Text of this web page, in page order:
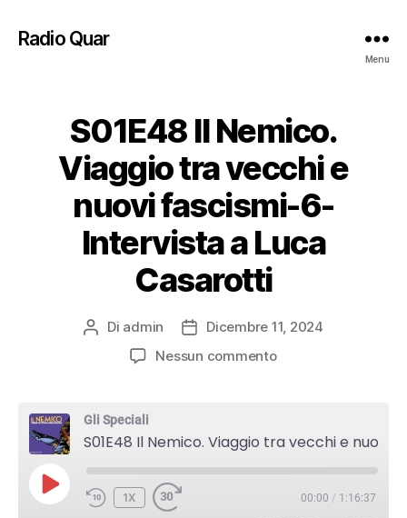
Radio Quar
Menu
S01E48 Il Nemico.
Viaggio tra vecchi e
nuovi fascismi-6-
Intervista a Luca
Casarotti
Autore
articolo
Di admin
DataDicembre 11, 2024
Nessun commentosu
Viaggio
Gli Speciali
PLAY
EPISODE
1X 00:00 / 1:16:37